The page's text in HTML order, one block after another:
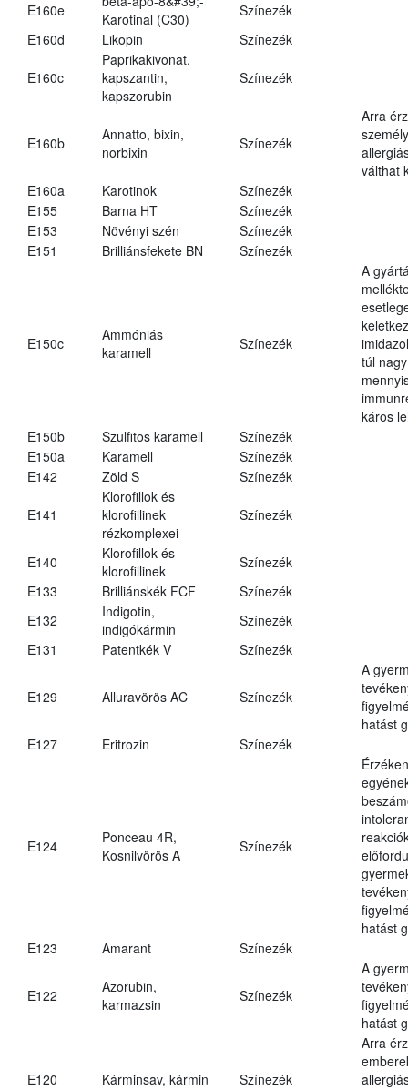
E160e
Karotinal (C30)
Színezék
E160d
Likopin Színezék
E160c
Paprikakivonat,
kapszantin,
kapszorubin
Színezék
E160b
Annatto, bixin,
norbixin
Színezék
Arra
válthat
E160a
Karotinok
Színezék
E155
Barna HT
Színezék
E153
Növényi szén
Színezék
E151
Brilliánsfekete BN Színezék
E150c
Ammóniás
karamell
Színezék
A
túl nagy
káros
E150b
Szulfitos karamell
Színezék
E150a
Karamell
Színezék
E142
Zöld S Színezék
E141
Klorofillok és
klorofillinek
rézkomplexei
Színezék
E140
Klorofillok és
klorofillinek
Színezék
E133
Brilliánskék FCF
Színezék
E132
Indigotin,
indigókármin
Színezék
E131
Patentkék V Színezék
E129 Alluravörös AC Színezék
A
hatást
E127
Eritrozin Színezék
E124
Ponceau 4R,
Kosnilvörös A
Színezék
hatást
E123
Amarant Színezék
E122
Azorubin,
karmazsin
Színezék
A
hatást
E120 Kárminsav, kármin Színezék
Arra